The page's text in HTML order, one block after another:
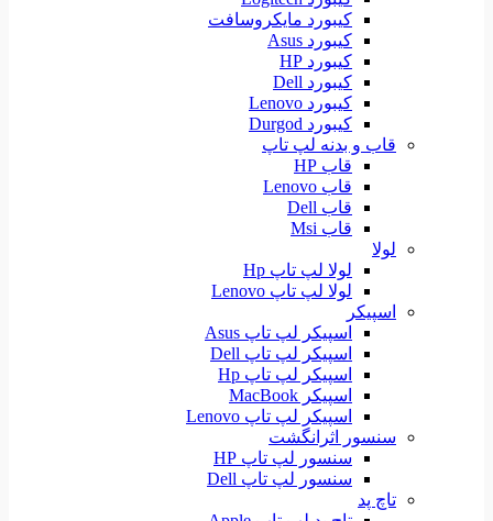
کیبورد مایکروسافت
کیبورد Asus
کیبورد HP
کیبورد Dell
کیبورد Lenovo
کیبورد Durgod
قاب و بدنه لپ تاپ
قاب HP
قاب Lenovo
قاب Dell
قاب Msi
لولا
لولا لپ تاپ Hp
لولا لپ تاپ Lenovo
اسپیکر
اسپیکر لپ تاپ Asus
اسپیکر لپ تاپ Dell
اسپیکر لپ تاپ Hp
اسپیکر MacBook
اسپیکر لپ تاپ Lenovo
سنسور اثرانگشت
سنسور لپ تاپ HP
سنسور لپ تاپ Dell
تاچ پد